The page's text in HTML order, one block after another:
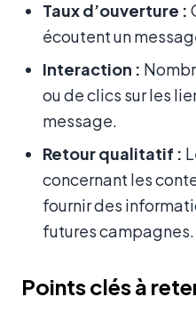
Taux d’ouverture :
écoutent un
Interaction :
ou de clics sur les
message.
Retour qualitatif :
concernant les
fournir des
futures campagnes.
Points clés à